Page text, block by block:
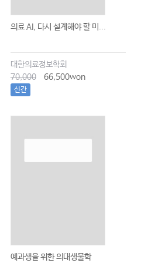
의료 AI, 다시 설계해야 할 미...
대한의료정보학회
70,000
66,500won
신간
예과생을 위한 의대생물학